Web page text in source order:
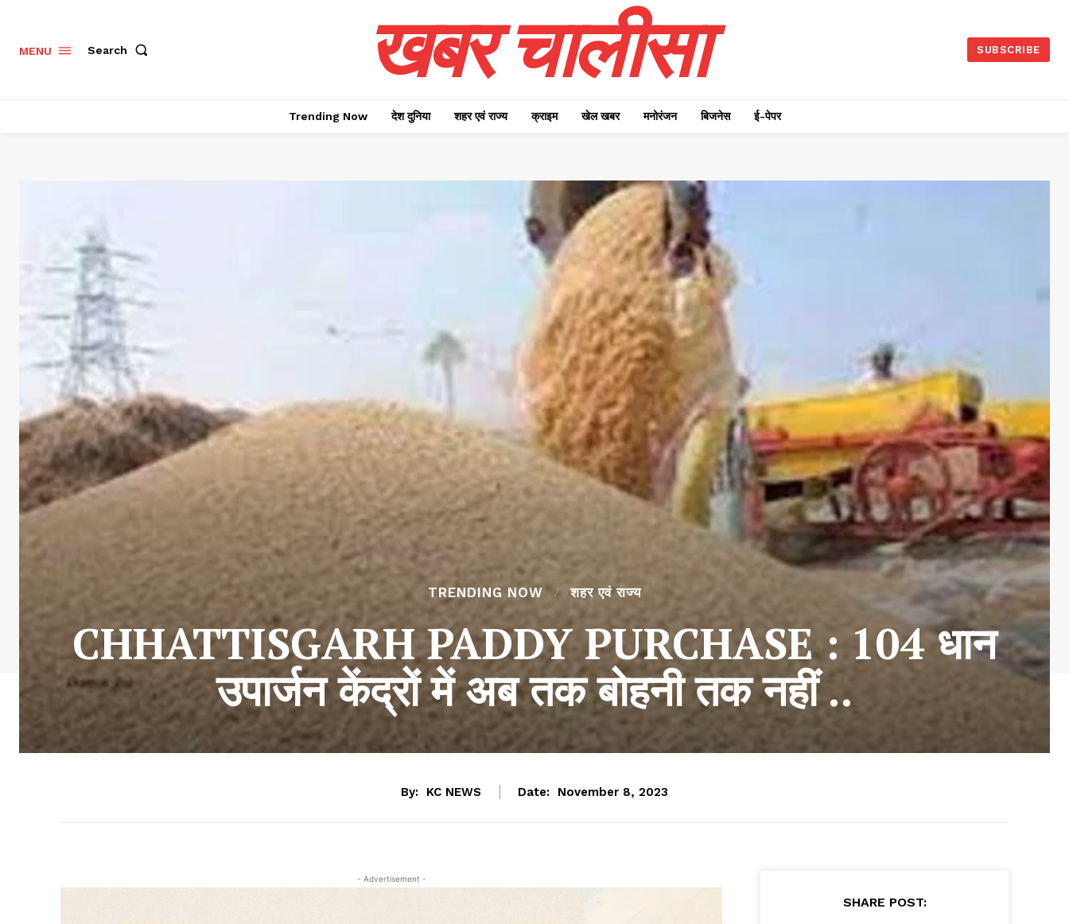
MENU Search खबर चालीसा SUBSCRIBE
Trending Now देश दुनिया शहर एवं राज्य क्राइम खेल खबर मनोरंजन बिजनेस ई-पेपर
TRENDING NOW शहर एवं राज्य
CHHATTISGARH PADDY PURCHASE : 104 धान
उपार्जन केंद्रों में अब तक बोहनी तक नहीं ..
By: KC NEWS Date: November 8, 2023
- Advertisement -
SHARE POST: